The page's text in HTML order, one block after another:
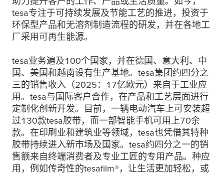
tesa专注于可持续发展及节能工艺的推进，投资于
环保型产品和无溶剂制造流程的研发，并在各地工
厂采用可再生能源。
tesa业务遍及100个国家，并在德国、意大利、中
国、美国和越南设有生产基地。 tesa集团约四分之
三的销售收入（2025：17亿欧元）来自于工业应
用。 tesa与国际客户合作，在产品和工艺层面进行
定制化创新开发。目前，一辆电动汽车上可安装超
过130款tesa胶带，而一部智能手机可用上70余
款。在印刷业和建筑业等领域， tesa也凭借其特种
胶带持续进入新市场及国家。 tesa约四分之一的销
售额来自终端消费者及专业工匠的专用产品。种应
用，例如传奇性的tesafilm®，让生活更加轻松，或